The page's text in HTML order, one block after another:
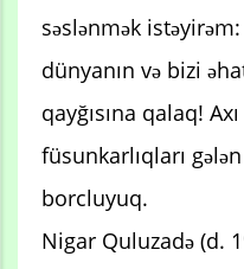
səslənmək istəyirəm:
dünyanın və bizi
qayğısına qalaq!
füsunkarlıqları
borcluyuq.
Nigar Quluzadə (d.